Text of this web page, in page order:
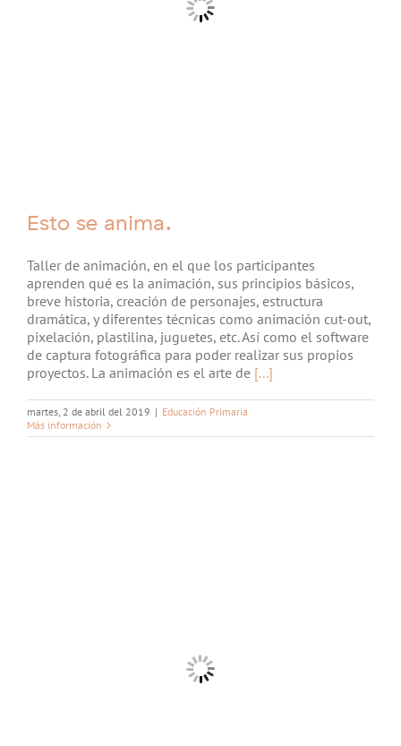
Esto se anima.
Taller de animación, en el que los participantes
aprenden qué es la animación, sus principios básicos,
breve historia, creación de personajes, estructura
dramática, y diferentes técnicas como animación cut-out,
pixelación, plastilina, juguetes, etc. Así como el software
de captura fotográfica para poder realizar sus propios
proyectos. La animación es el arte de [...]
martes, 2 de abril del 2019 | Educación Primaria
Más información